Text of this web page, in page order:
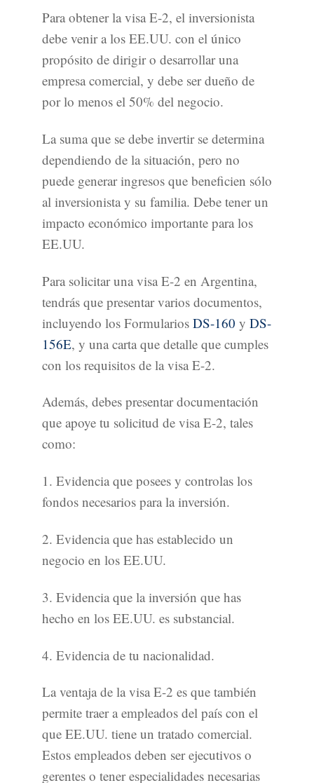
Para obtener la visa E-2, el inversionista
debe venir a los EE.UU. con el único
propósito de dirigir o desarrollar una
empresa comercial, y debe ser dueño de
por lo menos el 50% del negocio.
La suma que se debe invertir se determina
dependiendo de la situación, pero no
puede generar ingresos que beneficien sólo
al inversionista y su familia. Debe tener un
impacto económico importante para los
EE.UU.
Para solicitar una visa E-2 en Argentina,
tendrás que presentar varios documentos,
incluyendo los Formularios DS-160 y DS-
156E, y una carta que detalle que cumples
con los requisitos de la visa E-2.
Además, debes presentar documentación
que apoye tu solicitud de visa E-2, tales
como:
1. Evidencia que posees y controlas los
fondos necesarios para la inversión.
2. Evidencia que has establecido un
negocio en los EE.UU.
3. Evidencia que la inversión que has
hecho en los EE.UU. es substancial.
4. Evidencia de tu nacionalidad.
La ventaja de la visa E-2 es que también
permite traer a empleados del país con el
que EE.UU. tiene un tratado comercial.
Estos empleados deben ser ejecutivos o
gerentes o tener especialidades necesarias